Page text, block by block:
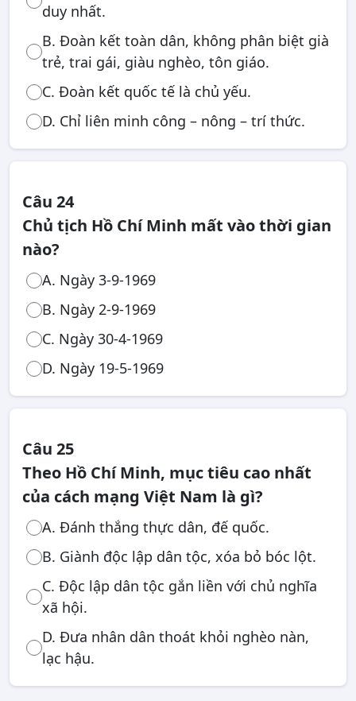
duy nhất.
B. Đoàn kết toàn dân, không phân biệt già
trẻ, trai gái, giàu nghèo, tôn giáo.
C. Đoàn kết quốc tế là chủ yếu.
D. Chỉ liên minh công – nông – trí thức.
Câu 24
Chủ tịch Hồ Chí Minh mất vào thời gian
nào?
A. Ngày 3-9-1969
B. Ngày 2-9-1969
C. Ngày 30-4-1969
D. Ngày 19-5-1969
Câu 25
Theo Hồ Chí Minh, mục tiêu cao nhất
của cách mạng Việt Nam là gì?
A. Đánh thắng thực dân, đế quốc.
B. Giành độc lập dân tộc, xóa bỏ bóc lột.
C. Độc lập dân tộc gắn liền với chủ nghĩa
xã hội.
D. Đưa nhân dân thoát khỏi nghèo nàn,
lạc hậu.